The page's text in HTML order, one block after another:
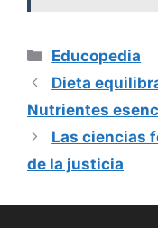
Categorías
Educopedia
Dieta
Nutrientes
Las ciencias
de la justicia